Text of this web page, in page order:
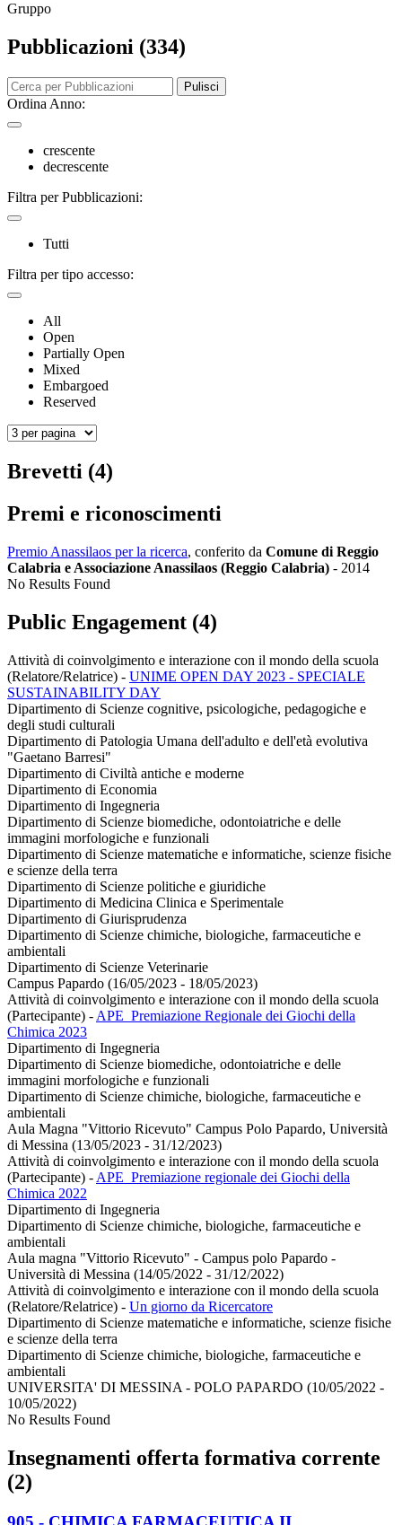
Gruppo
Pubblicazioni (334)
Pulisci
Ordina Anno:
crescente
decrescente
Filtra per Pubblicazioni:
Tutti
Filtra per tipo accesso:
All
Open
Partially Open
Mixed
Embargoed
Reserved
Brevetti (4)
Premi e riconoscimenti
Premio Anassilaos per la ricerca, conferito da Comune di Reggio
Calabria e Associazione Anassilaos (Reggio Calabria) - 2014
No Results Found
Public Engagement (4)
Attività di coinvolgimento e interazione con il mondo della scuola
(Relatore/Relatrice) - UNIME OPEN DAY 2023 - SPECIALE
SUSTAINABILITY DAY
Dipartimento di Scienze cognitive, psicologiche, pedagogiche e
degli studi culturali
Dipartimento di Patologia Umana dell'adulto e dell'età evolutiva
"Gaetano Barresi"
Dipartimento di Civiltà antiche e moderne
Dipartimento di Economia
Dipartimento di Ingegneria
Dipartimento di Scienze biomediche, odontoiatriche e delle
immagini morfologiche e funzionali
Dipartimento di Scienze matematiche e informatiche, scienze fisiche
e scienze della terra
Dipartimento di Scienze politiche e giuridiche
Dipartimento di Medicina Clinica e Sperimentale
Dipartimento di Giurisprudenza
Dipartimento di Scienze chimiche, biologiche, farmaceutiche e
ambientali
Dipartimento di Scienze Veterinarie
Campus Papardo (16/05/2023 - 18/05/2023)
Attività di coinvolgimento e interazione con il mondo della scuola
(Partecipante) - APE_Premiazione Regionale dei Giochi della
Chimica 2023
Dipartimento di Ingegneria
Dipartimento di Scienze biomediche, odontoiatriche e delle
immagini morfologiche e funzionali
Dipartimento di Scienze chimiche, biologiche, farmaceutiche e
ambientali
Aula Magna "Vittorio Ricevuto" Campus Polo Papardo, Università
di Messina (13/05/2023 - 31/12/2023)
Attività di coinvolgimento e interazione con il mondo della scuola
(Partecipante) - APE_Premiazione regionale dei Giochi della
Chimica 2022
Dipartimento di Ingegneria
Dipartimento di Scienze chimiche, biologiche, farmaceutiche e
ambientali
Aula magna "Vittorio Ricevuto" - Campus polo Papardo -
Università di Messina (14/05/2022 - 31/12/2022)
Attività di coinvolgimento e interazione con il mondo della scuola
(Relatore/Relatrice) - Un giorno da Ricercatore
Dipartimento di Scienze matematiche e informatiche, scienze fisiche
e scienze della terra
Dipartimento di Scienze chimiche, biologiche, farmaceutiche e
ambientali
UNIVERSITA' DI MESSINA - POLO PAPARDO (10/05/2022 -
10/05/2022)
No Results Found
Insegnamenti offerta formativa corrente
(2)